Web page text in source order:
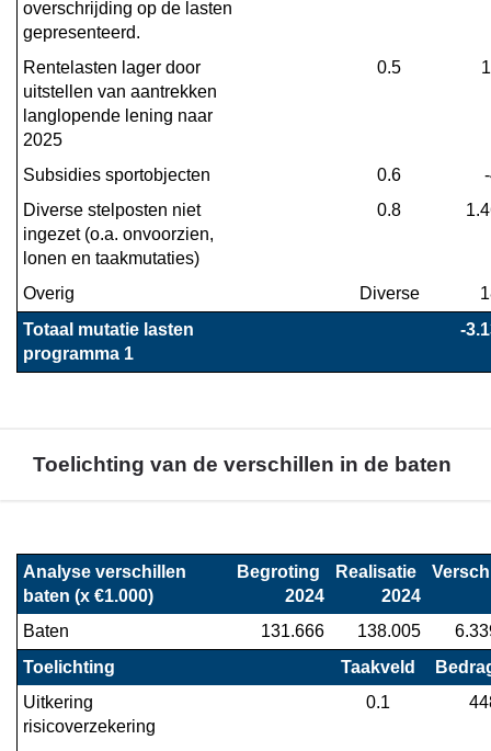
overschrijding op de lasten
gepresenteerd.
Rentelasten lager door
uitstellen van aantrekken
langlopende lening naar
2025
0.5
Subsidies sportobjecten 0.6
Diverse stelposten niet
ingezet (o.a. onvoorzien,
lonen en taakmutaties)
0.8
Overig Diverse
Totaal mutatie lasten
programma 1
-
Toelichting van de verschillen in de baten
naar
navigatie
Financieel
overzicht
programma
Analyse verschillen
baten (x €1.000)
Begroting
2024
Realisatie
2024
Baten 131.666 138.005
Toelichting
Taakveld
Uitkering
risicoverzekering
0.1